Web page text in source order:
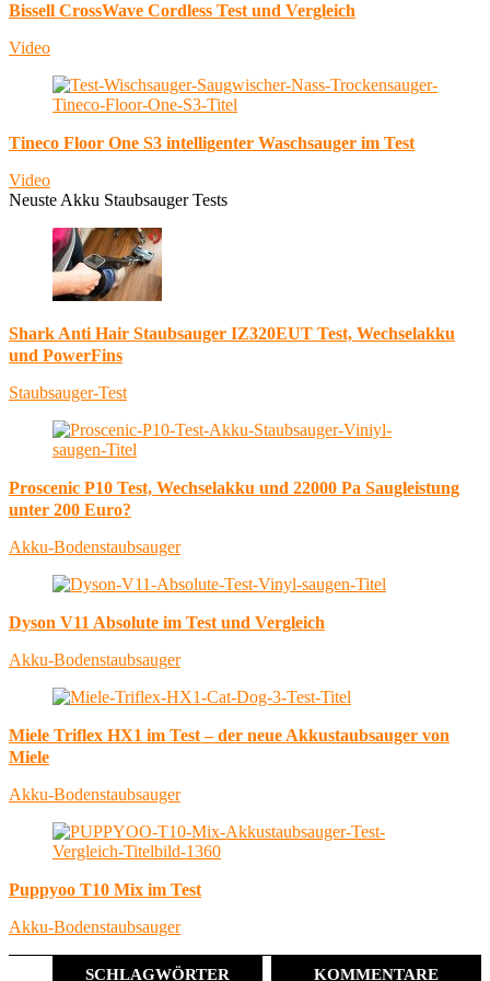
Bissell CrossWave Cordless Test und Vergleich
Video
Tineco Floor One S3 intelligenter Waschsauger im Test
Video
Neuste Akku Staubsauger Tests
Shark Anti Hair Staubsauger IZ320EUT Test, Wechselakku
und PowerFins
Staubsauger-Test
Proscenic P10 Test, Wechselakku und 22000 Pa Saugleistung
unter 200 Euro?
Akku-Bodenstaubsauger
Dyson V11 Absolute im Test und Vergleich
Akku-Bodenstaubsauger
Miele Triflex HX1 im Test – der neue Akkustaubsauger von
Miele
Akku-Bodenstaubsauger
Puppyoo T10 Mix im Test
Akku-Bodenstaubsauger
SCHLAGWÖRTER KOMMENTARE